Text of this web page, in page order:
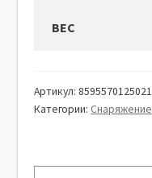
ВЕС
Артикул:8595570125021
Категории: Снаряжение